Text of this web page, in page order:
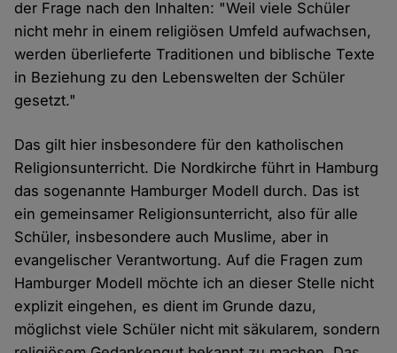
der Frage nach den Inhalten: "Weil viele Schüler
nicht mehr in einem religiösen Umfeld aufwachsen,
werden überlieferte Traditionen und biblische Texte
in Beziehung zu den Lebenswelten der Schüler
gesetzt."
Das gilt hier insbesondere für den katholischen
Religionsunterricht. Die Nordkirche führt in Hamburg
das sogenannte Hamburger Modell durch. Das ist
ein gemeinsamer Religionsunterricht, also für alle
Schüler, insbesondere auch Muslime, aber in
evangelischer Verantwortung. Auf die Fragen zum
Hamburger Modell möchte ich an dieser Stelle nicht
explizit eingehen, es dient im Grunde dazu,
möglichst viele Schüler nicht mit säkularem, sondern